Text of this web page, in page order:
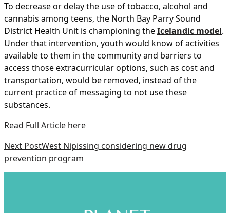
To decrease or delay the use of tobacco, alcohol and
cannabis among teens, the North Bay Parry Sound
District Health Unit is championing theIcelandic model.
Under that intervention, youth would know of activities
available to them in the community and barriers to
access those extracurricular options, such as cost and
transportation, would be removed, instead of the
current practice of messaging to not use these
substances.
Read Full Article here
Next PostWest Nipissing considering new drug
prevention program